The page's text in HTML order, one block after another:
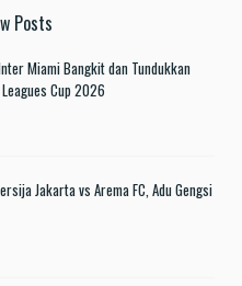
Posts
Miami Bangkit dan Tundukkan
Cup 2026
Jakarta vs Arema FC, Adu Gengsi